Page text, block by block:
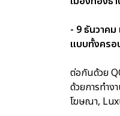
- 9 ธันวาค
แบบทั้งครอ
ต่อกันด้วย
ด้วยการทำง
โฆษณา,